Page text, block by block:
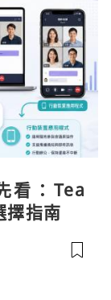
看：Tea
擇指南